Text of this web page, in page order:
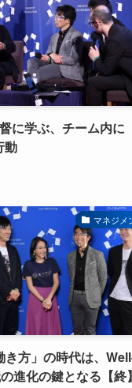
に学ぶ、チーム内に
動
マネジメ
き方」の時代は、
進化の鍵となる【終】